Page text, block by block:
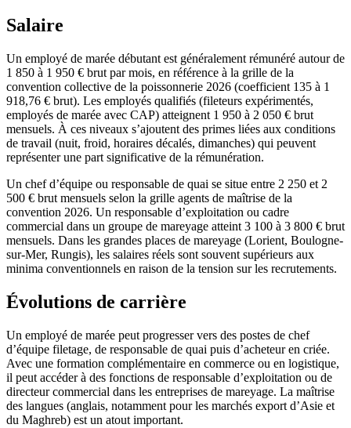
Salaire
Un employé de marée débutant est généralement rémunéré autour de
1 850 à 1 950 € brut par mois, en référence à la grille de la
convention collective de la poissonnerie 2026 (coefficient 135 à 1
918,76 € brut). Les employés qualifiés (fileteurs expérimentés,
employés de marée avec CAP) atteignent 1 950 à 2 050 € brut
mensuels. À ces niveaux s’ajoutent des primes liées aux conditions
de travail (nuit, froid, horaires décalés, dimanches) qui peuvent
représenter une part significative de la rémunération.
Un chef d’équipe ou responsable de quai se situe entre 2 250 et 2
500 € brut mensuels selon la grille agents de maîtrise de la
convention 2026. Un responsable d’exploitation ou cadre
commercial dans un groupe de mareyage atteint 3 100 à 3 800 € brut
mensuels. Dans les grandes places de mareyage (Lorient, Boulogne-
sur-Mer, Rungis), les salaires réels sont souvent supérieurs aux
minima conventionnels en raison de la tension sur les recrutements.
Évolutions de carrière
Un employé de marée peut progresser vers des postes de chef
d’équipe filetage, de responsable de quai puis d’acheteur en criée.
Avec une formation complémentaire en commerce ou en logistique,
il peut accéder à des fonctions de responsable d’exploitation ou de
directeur commercial dans les entreprises de mareyage. La maîtrise
des langues (anglais, notamment pour les marchés export d’Asie et
du Maghreb) est un atout important.